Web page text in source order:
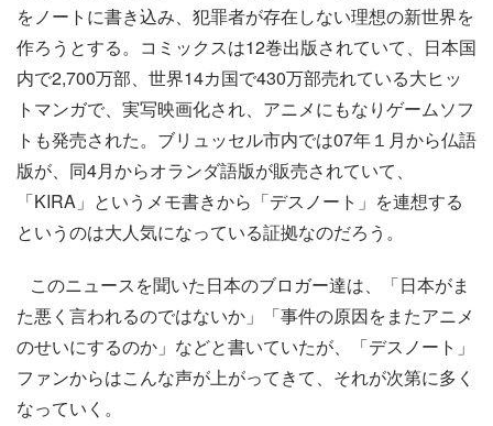
をノートに書き込み、犯罪者が存在しない理想の新世界を
作ろうとする。コミックスは12巻出版されていて、日本国
内で2,700万部、世界14カ国で430万部売れている大ヒッ
トマンガで、実写映画化され、アニメにもなりゲームソフ
トも発売された。ブリュッセル市内では07年１月から仏語
版が、同4月からオランダ語版が販売されていて、
「KIRA」というメモ書きから「デスノート」を連想する
というのは大人気になっている証拠なのだろう。
このニュースを聞いた日本のブロガー達は、「日本がま
た悪く言われるのではないか」「事件の原因をまたアニメ
のせいにするのか」などと書いていたが、「デスノート」
ファンからはこんな声が上がってきて、それが次第に多く
なっていく。